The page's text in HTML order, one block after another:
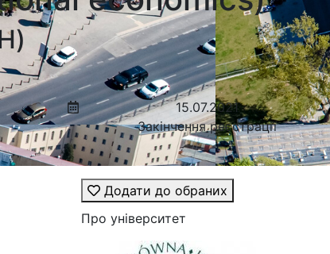
15.07.2021
Закінчення реєстрації
Додати до обраних
Про університет